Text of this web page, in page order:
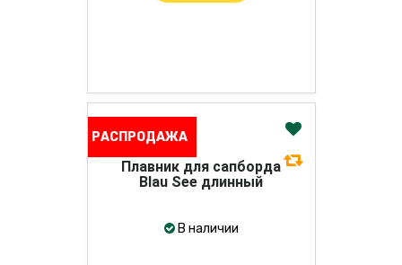
РАСПРОДАЖА
Плавник для сапборда
Blau See длинный
В наличии